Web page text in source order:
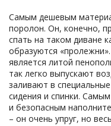
Самым дешевым
поролон. Он, конечно,
спать на таком диване
образуются
является литой
так легко выпускают
заливают в
сидения и спинки.
и безопасным
– он очень упруг, но